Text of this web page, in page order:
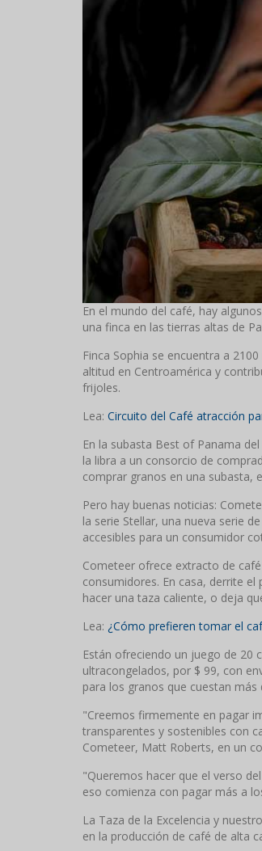
En el mundo del café, hay
una finca en las tierras altas de
Finca Sophia se encuentra a
altitud en Centroamérica y
frijoles.
Lea: Circuito del Café atracción
En la subasta Best of Panama
la libra a un consorcio de
comprar granos en una subasta,
Pero hay buenas noticias:
la serie Stellar, una nueva serie
accesibles para un consumidor
Cometeer ofrece extracto de
consumidores. En casa, derrite
hacer una taza caliente, o deja
Lea: ¿Cómo prefieren tomar el
Están ofreciendo un juego de 20
ultracongelados, por $ 99, con
para los granos que cuestan más
"Creemos firmemente en pagar
transparentes y sostenibles con
Cometeer, Matt Roberts, en un
"Queremos hacer que el verso
eso comienza con pagar más a
La Taza de la Excelencia y
en la producción de café de alta